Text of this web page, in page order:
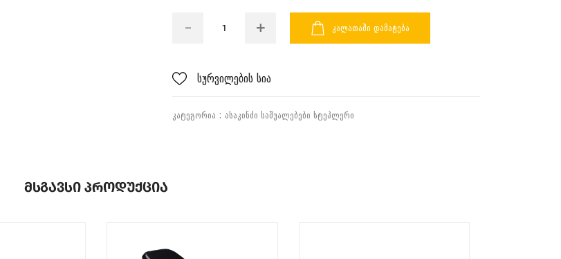
ᲙᲐᲚᲐᲗᲐᲨᲘ ᲓᲐᲛᲐᲢᲔᲑᲐ
სურვილების სია
ᲙᲐᲢᲔᲒᲝᲠᲘᲐ : ᲐᲡᲐᲙᲘᲜᲫᲘ ᲡᲐᲨᲣᲐᲚᲔᲑᲔᲑᲘ ᲡᲢᲔᲞᲚᲔᲠᲘ
Მსგავსი Პროდუქცია